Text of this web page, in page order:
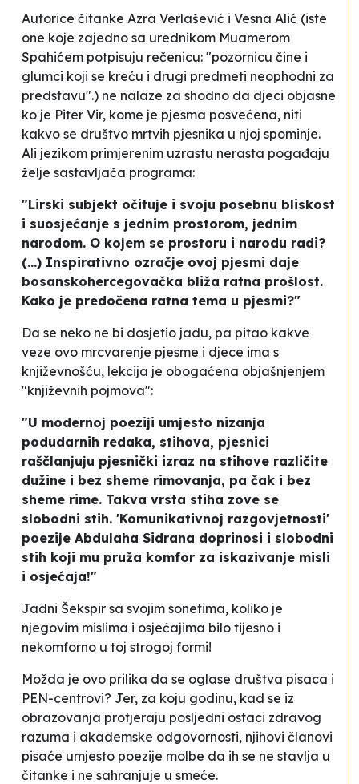
Autorice čitanke Azra Verlašević i Vesna Alić (iste
one koje zajedno sa urednikom Muamerom
Spahićem potpisuju rečenicu: "pozornicu čine i
glumci koji se kreću i drugi predmeti neophodni za
predstavu".) ne nalaze za shodno da djeci objasne
ko je Piter Vir, kome je pjesma posvećena, niti
kakvo se društvo mrtvih pjesnika u njoj spominje.
Ali jezikom primjerenim uzrastu nerasta pogađaju
želje sastavljača programa:
"Lirski subjekt očituje i svoju posebnu bliskost
i suosjećanje s jednim prostorom, jednim
narodom. O kojem se prostoru i narodu radi?
(...) Inspirativno ozračje ovoj pjesmi daje
bosanskohercegovačka bliža ratna prošlost.
Kako je predočena ratna tema u pjesmi?"
Da se neko ne bi dosjetio jadu, pa pitao kakve
veze ovo mrcvarenje pjesme i djece ima s
književnošću, lekcija je obogaćena objašnjenjem
"književnih pojmova":
"U modernoj poeziji umjesto nizanja
podudarnih redaka, stihova, pjesnici
raščlanjuju pjesnički izraz na stihove različite
dužine i bez sheme rimovanja, pa čak i bez
sheme rime. Takva vrsta stiha zove se
slobodni stih. 'Komunikativnoj razgovjetnosti'
poezije Abdulaha Sidrana doprinosi i slobodni
stih koji mu pruža komfor za iskazivanje misli
i osjećaja!"
Jadni Šekspir sa svojim sonetima, koliko je
njegovim mislima i osjećajima bilo tijesno i
nekomforno u toj strogoj formi!
Možda je ovo prilika da se oglase društva pisaca i
PEN-centrovi? Jer, za koju godinu, kad se iz
obrazovanja protjeraju posljedni ostaci zdravog
razuma i akademske odgovornosti, njihovi članovi
pisaće umjesto poezije molbe da ih se ne stavlja u
čitanke i ne sahranjuje u smeće.